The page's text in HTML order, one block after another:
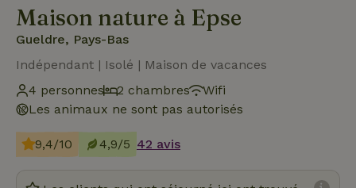
Maison nature à Epse
Gueldre, Pays-Bas
Indépendant | Isolé | Maison de vacances
4 personnes
2 chambres
Wifi
Les animaux ne sont pas autorisés
9,4/10 4,9/5 42 avis